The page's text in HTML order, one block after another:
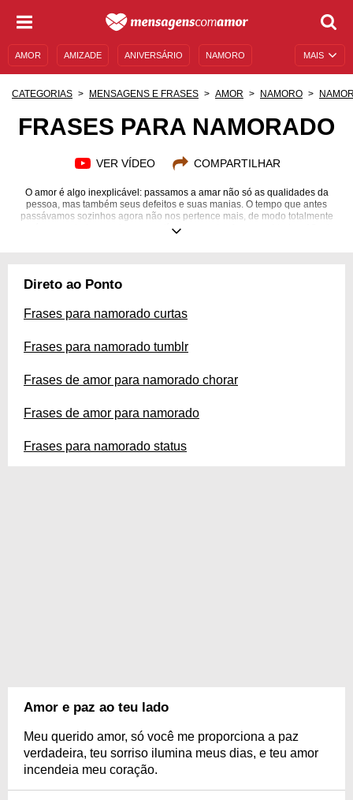
MAIS
AMOR AMIZADE ANIVERSÁRIO NAMORO
CATEGORIAS MENSAGENS E FRASES AMOR NAMORO
FRASES PARA NAMORADO
VER VÍDEO COMPARTILHAR
O amor é algo inexplicável: passamos a amar não só as qualidades da
pessoa, mas também seus defeitos e suas manias. O tempo que antes
passávamos sozinhos agora não nos pertence mais, de modo totalmente
recíproco, e todos os planos que tínhamos antes foram moldados. Afinal,
amor, chamego e carinho, do jeitinho que todo namorado gosta. Mantenha
Direto ao Ponto
Frases para namorado curtas
Frases para namorado tumblr
Frases de amor para namorado chorar
Frases de amor para namorado
Frases para namorado status
Amor e paz ao teu lado
Meu querido amor, só você me proporciona a paz
verdadeira, teu sorriso ilumina meus dias, e teu amor
incendeia meu coração.